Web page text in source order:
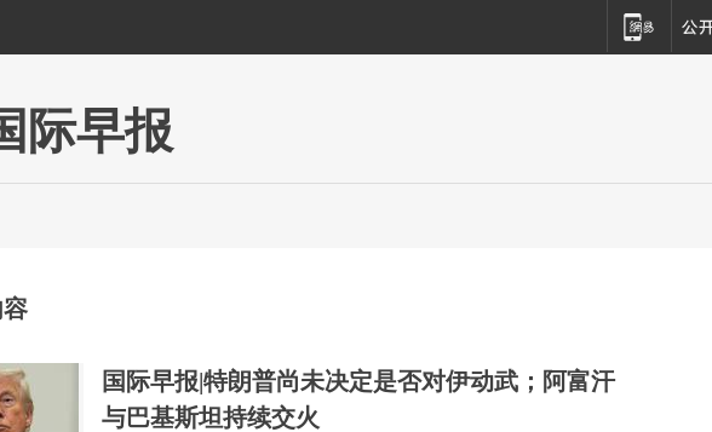
际早报
国际早报|特朗普尚未决定是否对伊动武；阿富汗
与巴基斯坦持续交火